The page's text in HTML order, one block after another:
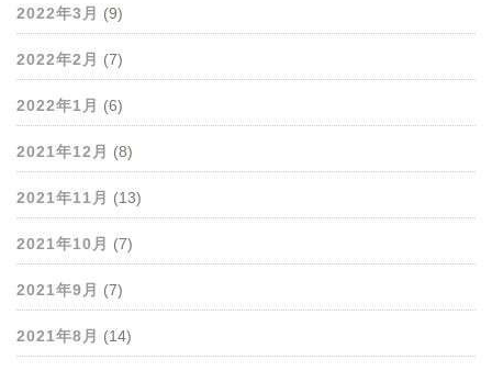
2022年3月 (9)
2022年2月 (7)
2022年1月 (6)
2021年12月 (8)
2021年11月 (13)
2021年10月 (7)
2021年9月 (7)
2021年8月 (14)